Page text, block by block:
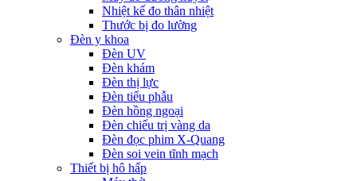
Nhiệt kế đo thân nhiệt
Thước bị đo lường
Đèn y khoa
Đèn UV
Đèn khám
Đèn thị lực
Đèn tiểu phẫu
Đèn hồng ngoại
Đèn chiếu trị vàng da
Đèn đọc phim X-Quang
Đèn soi vein tĩnh mạch
Thiết bị hô hấp